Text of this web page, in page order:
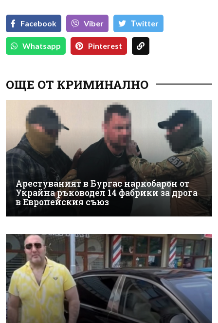
Facebook Viber Тwitter
Whatsapp Pinterest
ОЩЕ ОТ КРИМИНАЛНО
Арестуваният в Бургас наркобарон от
Украйна ръководел 14 фабрики за дрога
в Европейския съюз